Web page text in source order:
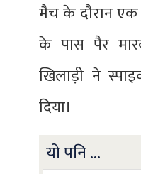
मैच के दौरान एक
के पास पैर
खिलाड़ी ने
दिया।
यो पनि ...